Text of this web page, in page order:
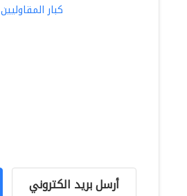
كبار المقاوليين
أرسل بريد الكتروني